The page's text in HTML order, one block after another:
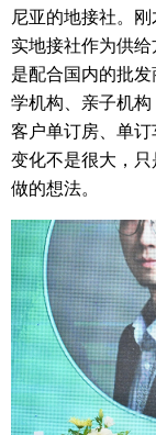
尼亚的地接社。
实地接社作为供
是配合国内的批
学机构、亲子机
客户单订房、单
变化不是很大，
做的想法。